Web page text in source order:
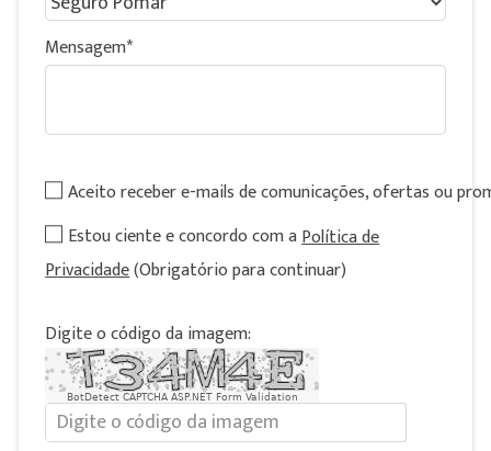
Mensagem
Aceito receber e-mails de comunicações, ofertas ou
Estou ciente e concordo com aPolítica de
Privacidade(Obrigatório para continuar)
Digite o código da imagem:
BotDetect CAPTCHA ASP.NET Form Validation